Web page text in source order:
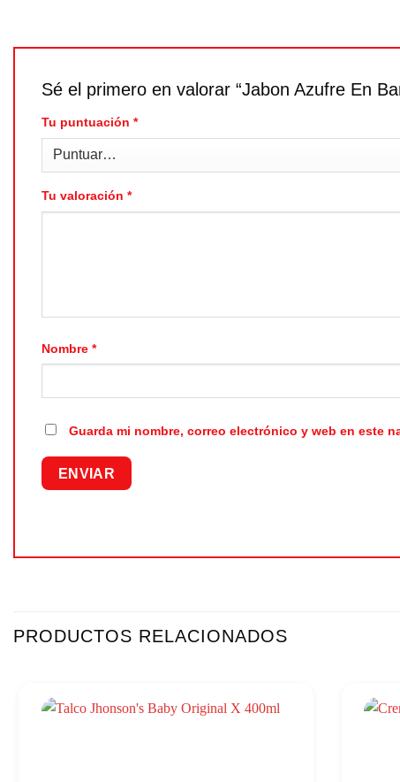
Sé el primero en valorar “Jabon Azufre En
Tu puntuación *
Tu valoración *
Nombre *
Guarda mi nombre, correo electrónico y web en este
PRODUCTOS RELACIONADOS